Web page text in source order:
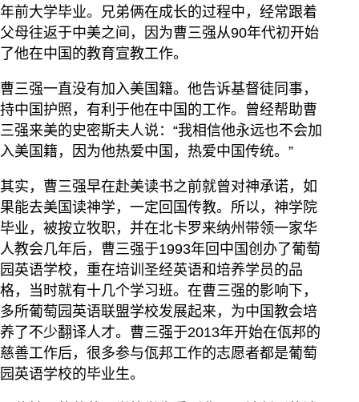
年前大学毕业。兄弟俩在成长的过程中，经常跟着
父母往返于中美之间，因为曹三强从90年代初开始
了他在中国的教育宣教工作。
曹三强一直没有加入美国籍。他告诉基督徒同事，
持中国护照，有利于他在中国的工作。曾经帮助曹
三强来美的史密斯夫人说：“我相信他永远也不会加
入美国籍，因为他热爱中国，热爱中国传统。”
其实，曹三强早在赴美读书之前就曾对神承诺，如
果能去美国读神学，一定回国传教。所以，神学院
毕业，被按立牧职，并在北卡罗来纳州带领一家华
人教会几年后，曹三强于1993年回中国创办了葡萄
园英语学校，重在培训圣经英语和培养学员的品
格，当时就有十几个学习班。在曹三强的影响下，
多所葡萄园英语联盟学校发展起来，为中国教会培
养了不少翻译人才。曹三强于2013年开始在佤邦的
慈善工作后，很多参与佤邦工作的志愿者都是葡萄
园英语学校的毕业生。